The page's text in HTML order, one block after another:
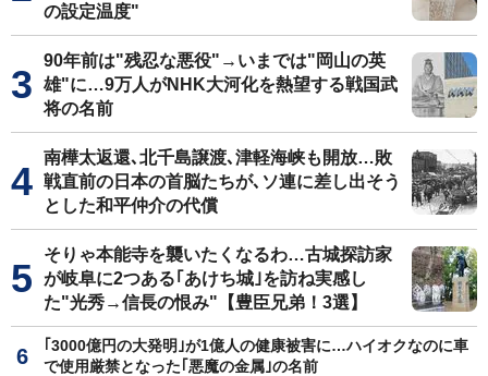
の設定温度"
90年前は"残忍な悪役"→いまでは"岡山の英
雄"に…9万人がNHK大河化を熱望する戦国武
将の名前
南樺太返還､北千島譲渡､津軽海峡も開放…敗
戦直前の日本の首脳たちが､ソ連に差し出そう
とした和平仲介の代償
そりゃ本能寺を襲いたくなるわ…古城探訪家
が岐阜に2つある｢あけち城｣を訪ね実感し
た"光秀→信長の恨み"【豊臣兄弟！3選】
｢3000億円の大発明｣が1億人の健康被害に…ハイオクなのに車
で使用厳禁となった｢悪魔の金属｣の名前